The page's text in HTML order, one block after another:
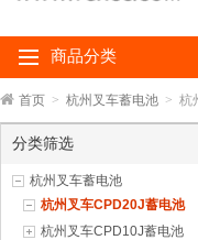
商品分类
首页 > 杭州叉车蓄电池 > 杭
分类筛选
杭州叉车蓄电池
杭州叉车CPD20J蓄电池
杭州叉车CPD10J蓄电池